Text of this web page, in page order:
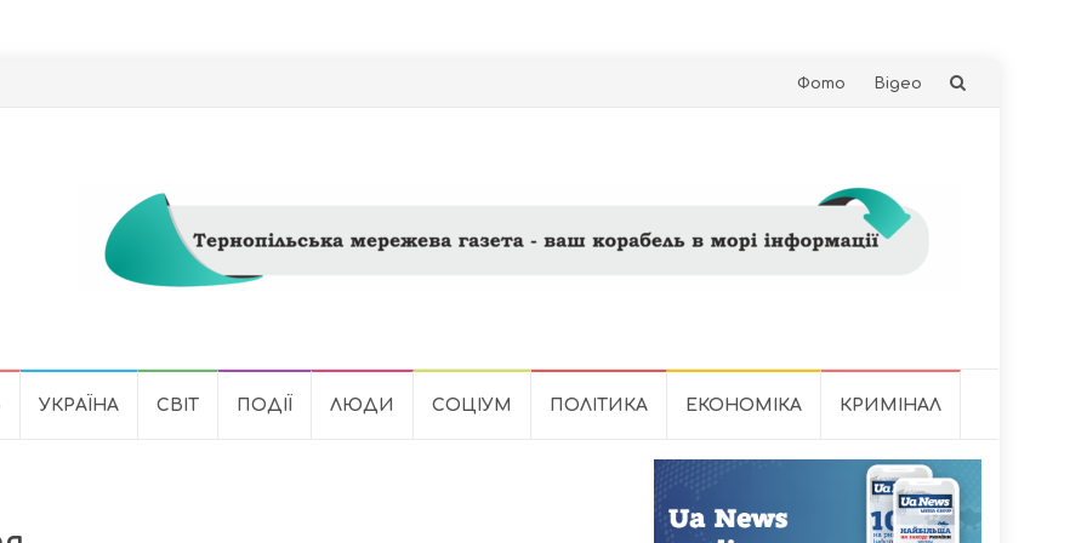
Skip
Фото Відео
УКРАЇНА СВІТ ПОДІЇ ЛЮДИ СОЦІУМ ПОЛІТИКА ЕКОНОМІКА КРИМІНАЛ